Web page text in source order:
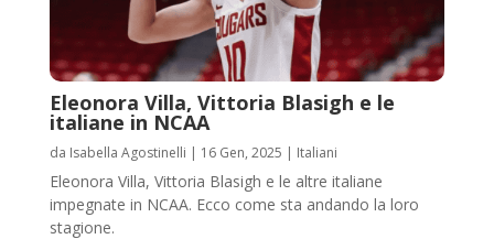
Eleonora Villa, Vittoria Blasigh e le
italiane in NCAA
da Isabella Agostinelli | 16 Gen, 2025 | Italiani
Eleonora Villa, Vittoria Blasigh e le altre italiane
impegnate in NCAA. Ecco come sta andando la loro
stagione.